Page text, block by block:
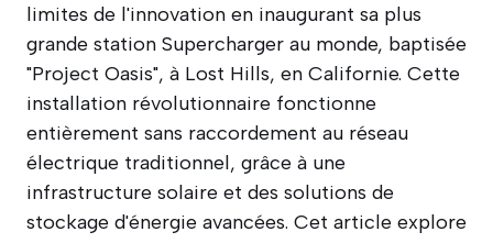
limites de l'innovation en inaugurant sa plus
grande station Supercharger au monde, baptisée
"Project Oasis", à Lost Hills, en Californie. Cette
installation révolutionnaire fonctionne
entièrement sans raccordement au réseau
électrique traditionnel, grâce à une
infrastructure solaire et des solutions de
stockage d'énergie avancées. Cet article explore